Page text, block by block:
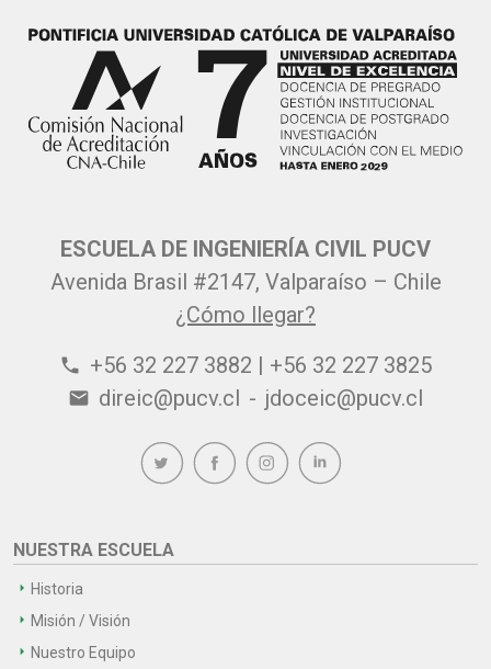
ESCUELA DE INGENIERÍA CIVIL PUCV
Avenida Brasil #2147, Valparaíso – Chile
¿Cómo llegar?
phone +56 32 227 3882 | +56 32 227 3825
email direic@pucv.cl - jdoceic@pucv.cl
NUESTRA ESCUELA
Historia
Misión / Visión
Nuestro Equipo